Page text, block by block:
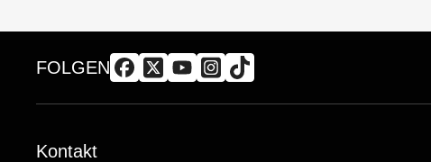
FOLGEN
Kontakt